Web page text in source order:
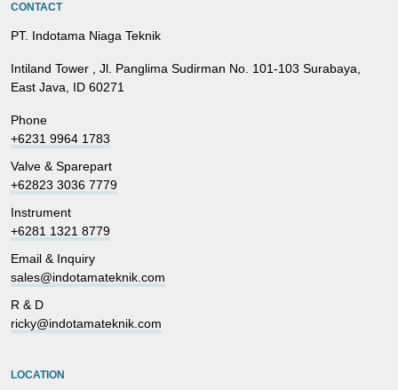
CONTACT
PT. Indotama Niaga Teknik
Intiland Tower , Jl. Panglima Sudirman No. 101-103 Surabaya,
East Java, ID 60271
Phone
+6231 9964 1783
Valve & Sparepart
+62823 3036 7779
Instrument
+6281 1321 8779
Email & Inquiry
sales@indotamateknik.com
R & D
ricky@indotamateknik.com
LOCATION